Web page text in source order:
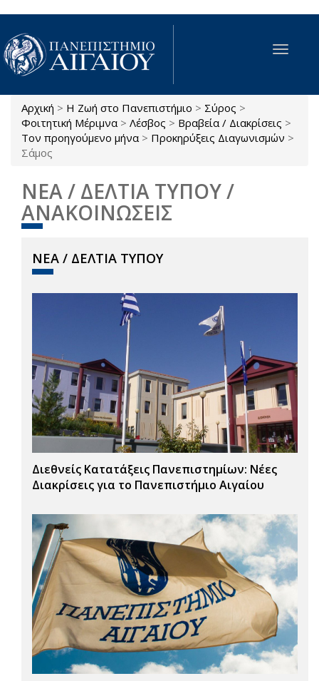
Παράκαμψη προς το κυρίως περιεχόμενο
Toggle
Είστε εδώ
Αρχική > Η Ζωή στο Πανεπιστήμιο > Σύρος >
Φοιτητική Μέριμνα > Λέσβος > Βραβεία / Διακρίσεις >
Τον προηγούμενο μήνα > Προκηρύξεις Διαγωνισμών >
Σάμος
ΝΕΑ / ΔΕΛΤΙΑ ΤΥΠΟΥ /
ΑΝΑΚΟΙΝΩΣΕΙΣ
ΝΕΑ / ΔΕΛΤΙΑ ΤΥΠΟΥ
Διεθνείς Κατατάξεις Πανεπιστημίων: Νέες
Διακρίσεις για το Πανεπιστήμιο Αιγαίου